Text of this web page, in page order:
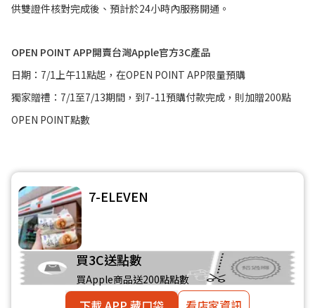
供雙證件核對完成後、預計於24小時內服務開通。
OPEN POINT APP開賣台灣Apple官方3C產品
日期：7/1上午11點起，在OPEN POINT APP限量預購
獨家贈禮：7/1至7/13期間，到7-11預購付款完成，則加贈200點
OPEN POINT點數
7-ELEVEN
買3C送點數
買Apple商品送200點點數